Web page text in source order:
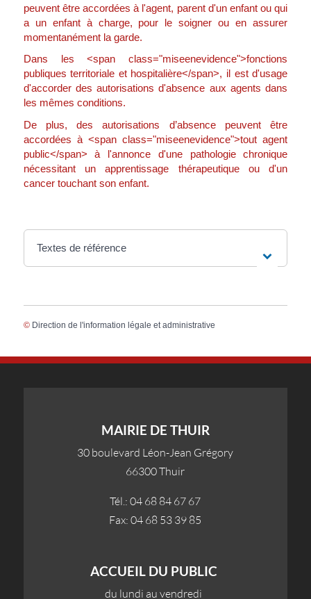
peuvent être accordées à l'agent, parent d'un enfant ou qui
a un enfant à charge, pour le soigner ou en assurer
momentanément la garde.
Dans les <span class="miseenevidence">fonctions
publiques territoriale et hospitalière</span>, il est d'usage
d'accorder des autorisations d'absence aux agents dans
les mêmes conditions.
De plus, des autorisations d’absence peuvent être
accordées à <span class="miseenevidence">tout agent
public</span> à l'annonce d'une pathologie chronique
nécessitant un apprentissage thérapeutique ou d'un
cancer touchant son enfant.
Textes de référence
© Direction de l'information légale et administrative
MAIRIE DE THUIR
30 boulevard Léon-Jean Grégory
66300 Thuir
Tél.: 04 68 84 67 67
Fax: 04 68 53 39 85
ACCUEIL DU PUBLIC
du lundi au vendredi